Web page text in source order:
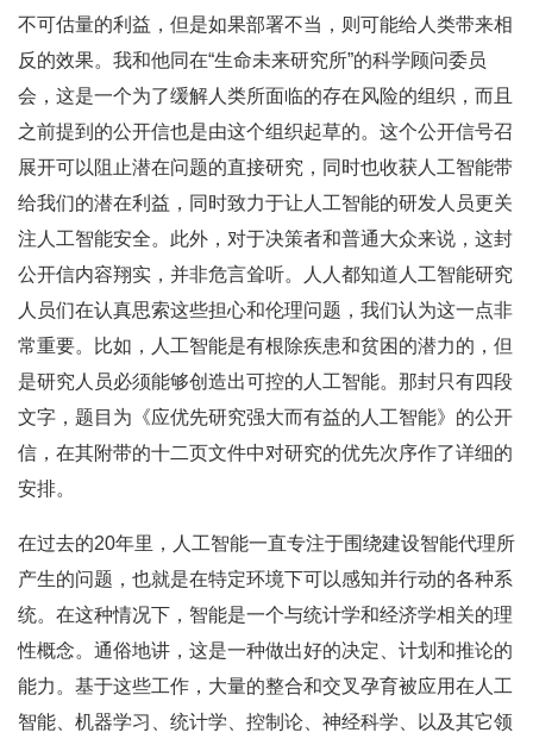
不可估量的利益，但是如果部署不当，则可能给人类带来相
反的效果。我和他同在“生命未来研究所”的科学顾问委员
会，这是一个为了缓解人类所面临的存在风险的组织，而且
之前提到的公开信也是由这个组织起草的。这个公开信号召
展开可以阻止潜在问题的直接研究，同时也收获人工智能带
给我们的潜在利益，同时致力于让人工智能的研发人员更关
注人工智能安全。此外，对于决策者和普通大众来说，这封
公开信内容翔实，并非危言耸听。人人都知道人工智能研究
人员们在认真思索这些担心和伦理问题，我们认为这一点非
常重要。比如，人工智能是有根除疾患和贫困的潜力的，但
是研究人员必须能够创造出可控的人工智能。那封只有四段
文字，题目为《应优先研究强大而有益的人工智能》的公开
信，在其附带的十二页文件中对研究的优先次序作了详细的
安排。
在过去的20年里，人工智能一直专注于围绕建设智能代理所
产生的问题，也就是在特定环境下可以感知并行动的各种系
统。在这种情况下，智能是一个与统计学和经济学相关的理
性概念。通俗地讲，这是一种做出好的决定、计划和推论的
能力。基于这些工作，大量的整合和交叉孕育被应用在人工
智能、机器学习、统计学、控制论、神经科学、以及其它领